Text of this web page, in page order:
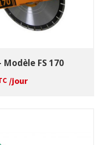
Modèle FS 170
/jour